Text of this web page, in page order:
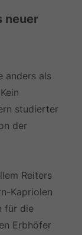
neuer
anders als
studierter
der
Reiters
Kapriolen
für die
Erbhöfer